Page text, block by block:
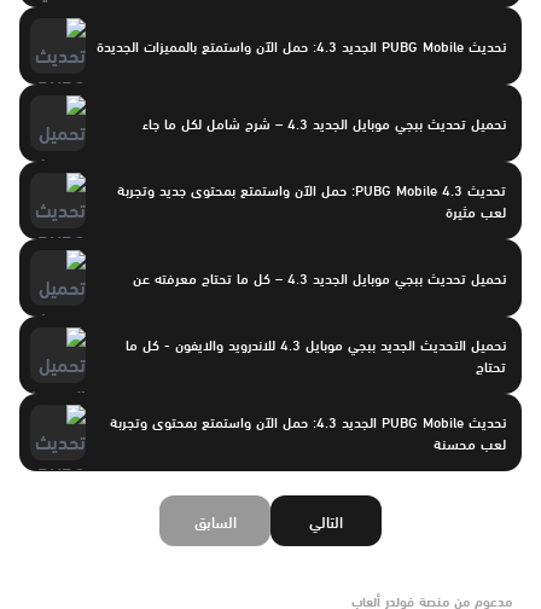
تحديث PUBG Mobile الجديد 4.3: حمل الآن واستمتع بالمميزات الجديدة
تحميل تحديث ببجي موبايل الجديد 4.3 – شرح شامل لكل ما جاء
تحديث PUBG Mobile 4.3: حمل الآن واستمتع بمحتوى جديد وتجربة
لعب مثيرة
تحميل تحديث ببجي موبايل الجديد 4.3 – كل ما تحتاج معرفته عن
تحميل التحديث الجديد ببجي موبايل 4.3 للاندرويد والايفون - كل ما
تحتاج
تحديث PUBG Mobile الجديد 4.3: حمل الآن واستمتع بمحتوى وتجربة
لعب محسنة
السابق التالي
مدعوم من منصة فولدر ألعاب